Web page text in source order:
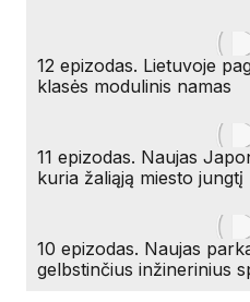
12 epizodas. Lietuvoje
klasės modulinis namas
11 epizodas. Naujas
kuria žaliąją miesto jungtį
10 epizodas. Naujas
gelbstinčius inžinerinius